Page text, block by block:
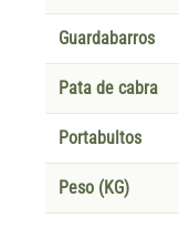
Guardabarros
Pata de cabra
Portabultos
Peso (KG)